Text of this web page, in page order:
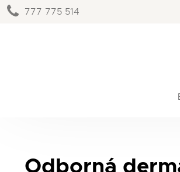
777 775 514
Odborná